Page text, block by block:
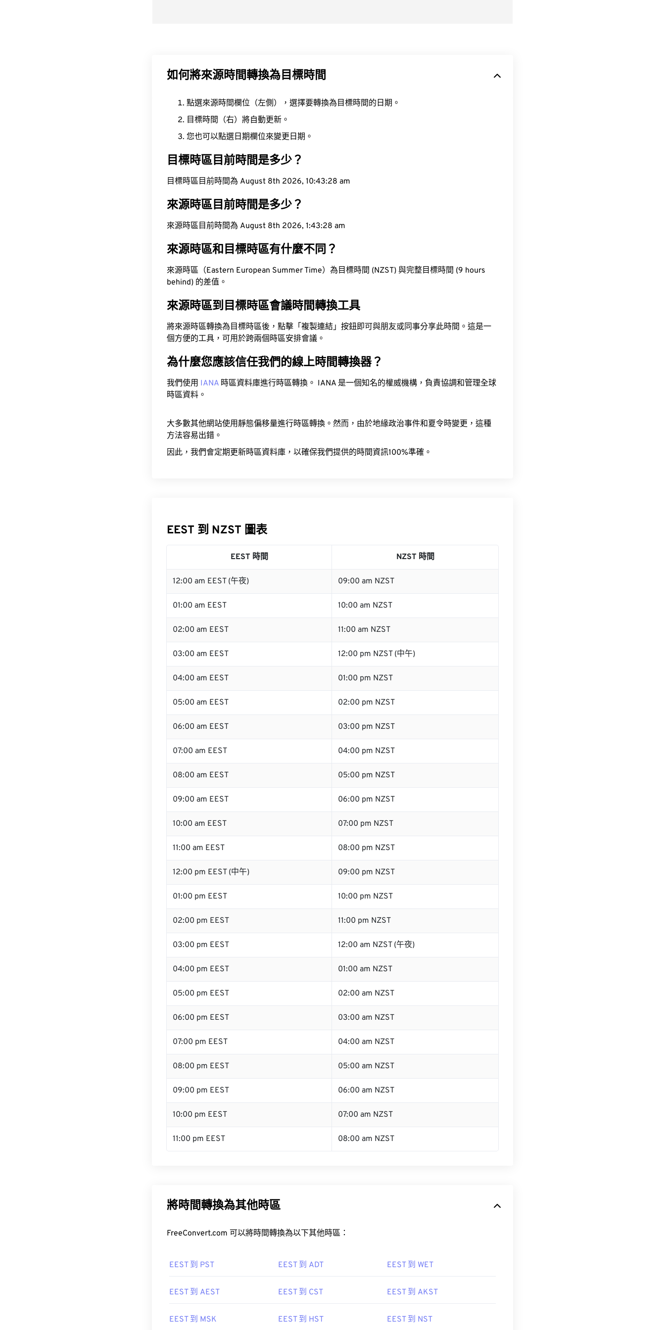
如何將來源時間轉換為目標時間
點選來源時間欄位（左側），選擇要轉換為目標時間的日期。
目標時間（右）將自動更新。
您也可以點選日期欄位來變更日期。
目標時區目前時間是多少？
目標時區目前時間為 August 8th 2026, 10:43:29 am
來源時區目前時間是多少？
來源時區目前時間為 August 8th 2026, 1:43:29 am
來源時區和目標時區有什麼不同？
來源時區（Eastern European Summer Time）為目標時間 (NZST) 與完整目標時間 (9 hours
behind) 的差值。
來源時區到目標時區會議時間轉換工具
將來源時區轉換為目標時區後，點擊「複製連結」按鈕即可與朋友或同事分享此時間。這是一
個方便的工具，可用於跨兩個時區安排會議。
為什麼您應該信任我們的線上時間轉換器？
我們使用 IANA 時區資料庫進行時區轉換。 IANA 是一個知名的權威機構，負責協調和管理全球
時區資料。
大多數其他網站使用靜態偏移量進行時區轉換。然而，由於地緣政治事件和夏令時變更，這種
方法容易出錯。
因此，我們會定期更新時區資料庫，以確保我們提供的時間資訊100%準確。
EEST 到 NZST 圖表
EEST 時間 NZST 時間
12:00 am EEST (午夜) 09:00 am NZST
01:00 am EEST 10:00 am NZST
02:00 am EEST 11:00 am NZST
03:00 am EEST 12:00 pm NZST (中午)
04:00 am EEST 01:00 pm NZST
05:00 am EEST 02:00 pm NZST
06:00 am EEST 03:00 pm NZST
07:00 am EEST 04:00 pm NZST
08:00 am EEST 05:00 pm NZST
09:00 am EEST 06:00 pm NZST
10:00 am EEST 07:00 pm NZST
11:00 am EEST 08:00 pm NZST
12:00 pm EEST (中午) 09:00 pm NZST
01:00 pm EEST 10:00 pm NZST
02:00 pm EEST 11:00 pm NZST
03:00 pm EEST 12:00 am NZST (午夜)
04:00 pm EEST 01:00 am NZST
05:00 pm EEST 02:00 am NZST
06:00 pm EEST 03:00 am NZST
07:00 pm EEST 04:00 am NZST
08:00 pm EEST 05:00 am NZST
09:00 pm EEST 06:00 am NZST
10:00 pm EEST 07:00 am NZST
11:00 pm EEST 08:00 am NZST
將時間轉換為其他時區
FreeConvert.com 可以將時間轉換為以下其他時區：
EEST 到 PST EEST 到 ADT EEST 到 WET
EEST 到 AEST EEST 到 CST EEST 到 AKST
EEST 到 MSK EEST 到 HST EEST 到 NST